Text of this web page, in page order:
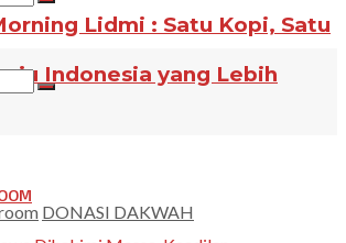
Lidmi : Satu Kopi, Satu
Indonesia yang Lebih
DONASI DAKWAH